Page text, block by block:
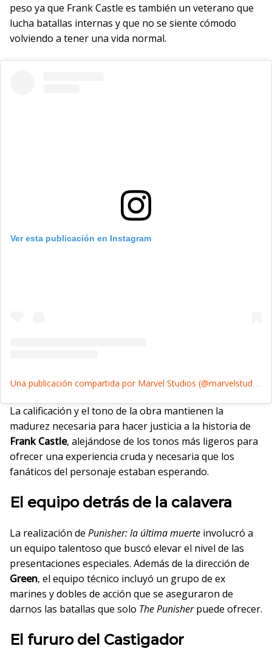
peso ya que Frank Castle es también un veterano que
lucha batallas internas y que no se siente cómodo
volviendo a tener una vida normal.
Ver esta publicación en Instagram
Una publicación compartida por Marvel Studios (@marvelstudios)
La calificación y el tono de la obra mantienen la
madurez necesaria para hacer justicia a la historia de
Frank Castle, alejándose de los tonos más ligeros para
ofrecer una experiencia cruda y necesaria que los
fanáticos del personaje estaban esperando.
El equipo detrás de la calavera
La realización de Punisher: la última muerte involucró a
un equipo talentoso que buscó elevar el nivel de las
presentaciones especiales. Además de la dirección de
Green, el equipo técnico incluyó un grupo de ex
marines y dobles de acción que se aseguraron de
darnos las batallas que solo The Punisherpuede ofrecer.
El fururo del Castigador